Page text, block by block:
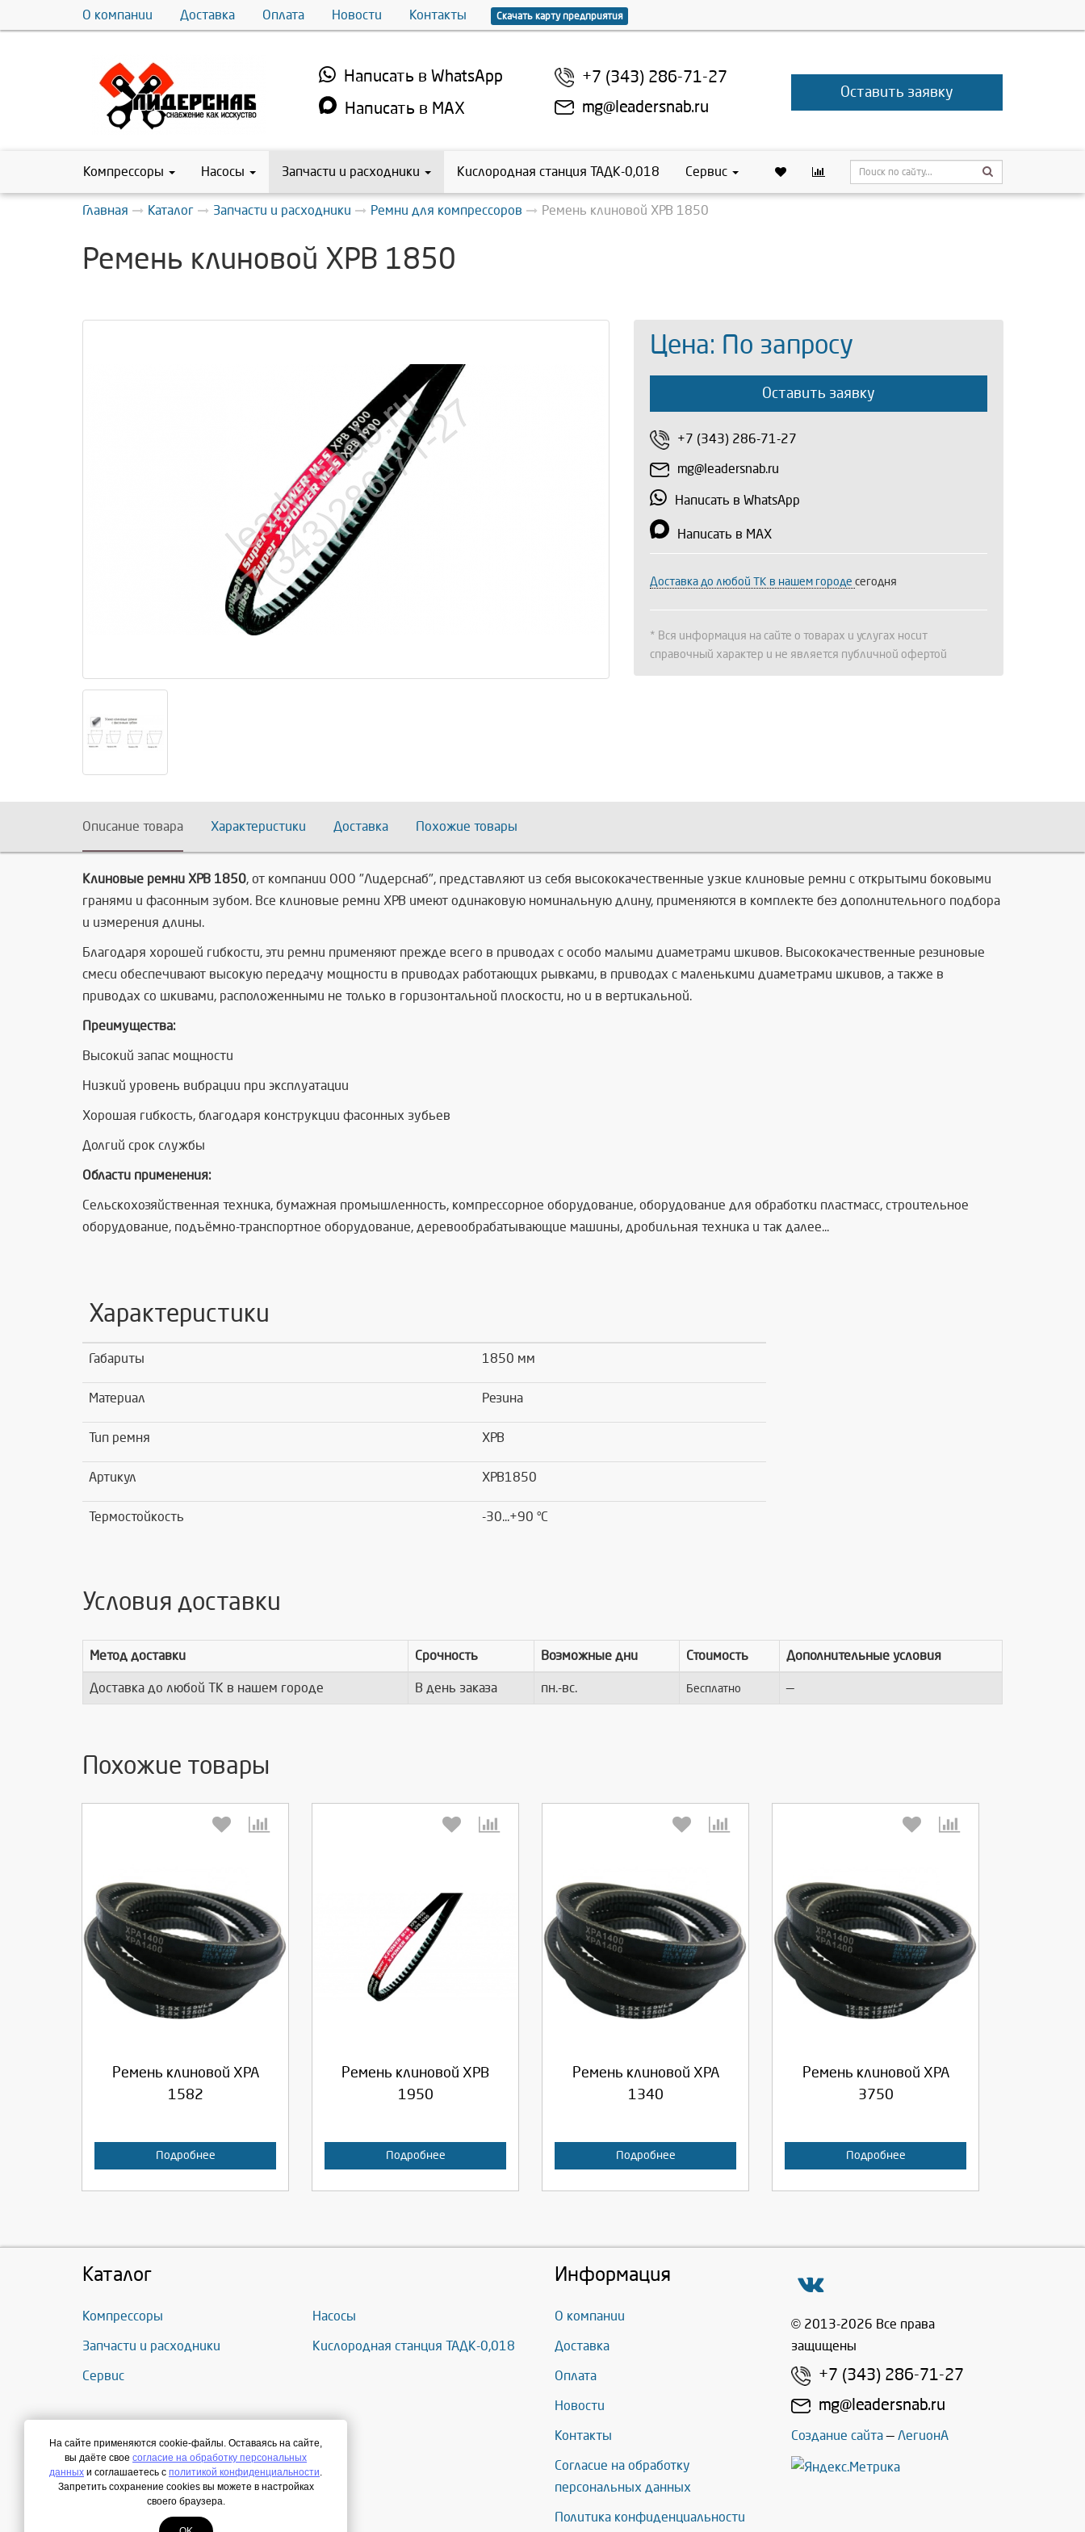
О компании Доставка Оплата Новости Контакты Скачать карту предприятия
Написать в WhatsApp
Написать в MAX
+7 (343) 286-71-27
mg@leadersnab.ru
Оставить заявку
Компрессоры Насосы Запчасти и расходники Кислородная станция ТАДК-0,018 Сервис
Главная Каталог Запчасти и расходники Ремни для компрессоров Ремень клиновой XPB 1850
Ремень клиновой XPB 1850
Цена: По запросу
Оставить заявку
+7 (343) 286-71-27
mg@leadersnab.ru
Написать в WhatsApp
Написать в MAX
Доставка до любой ТК в нашем городе сегодня
* Вся информация на сайте о товарах и услугах носит
справочный характер и не является публичной офертой
Описание товара Характеристики Доставка Похожие товары
Клиновые ремни XPB 1850, от компании ООО "Лидерснаб", представляют из себя высококачественные узкие клиновые ремни с открытыми боковыми
гранями и фасонным зубом. Все клиновые ремни XPB имеют одинаковую номинальную длину, применяются в комплекте без дополнительного подбора
и измерения длины.
Благодаря хорошей гибкости, эти ремни применяют прежде всего в приводах с особо малыми диаметрами шкивов. Высококачественные резиновые
смеси обеспечивают высокую передачу мощности в приводах работающих рывками, в приводах с маленькими диаметрами шкивов, а также в
приводах со шкивами, расположенными не только в горизонтальной плоскости, но и в вертикальной.
Преимущества:
Высокий запас мощности
Низкий уровень вибрации при эксплуатации
Хорошая гибкость, благодаря конструкции фасонных зубьев
Долгий срок службы
Области применения:
Сельскохозяйственная техника, бумажная промышленность, компрессорное оборудование, оборудование для обработки пластмасс, строительное
оборудование, подъёмно-транспортное оборудование, деревообрабатывающие машины, дробильная техника и так далее...
Характеристики
Габариты 1850 мм
Материал Резина
Тип ремня XPB
Артикул XPB1850
Термостойкость -30...+90 °C
Условия доставки
Метод доставки Срочность Возможные дни Стоимость Дополнительные условия
Доставка до любой ТК в нашем городе В день заказа пн.-вс. Бесплатно —
Похожие товары
Ремень клиновой XPA
1582
Подробнее
Выберите количество:
Ремень клиновой XPB
1950
Подробнее
Выберите количество:
Ремень клиновой XPA
1340
Подробнее
Выберите количество:
Ремень клиновой XPA
3750
Подробнее
Выберите количество:
Каталог
Компрессоры Насосы
Запчасти и расходники Кислородная станция ТАДК-0,018
Сервис
Информация
О компании
Доставка
Оплата
Новости
Контакты
Согласие на обработку
персональных данных
Политика конфиденциальности
© 2013-2026 Все права
защищены
+7 (343) 286-71-27
mg@leadersnab.ru
Создание сайта— ЛегионА
На сайте применяются cookie-файлы. Оставаясь на сайте,
вы даёте свое согласие на обработку персональных
данных и соглашаетесь с политикой конфиденциальности.
Запретить сохранение cookies вы можете в настройках
своего браузера.